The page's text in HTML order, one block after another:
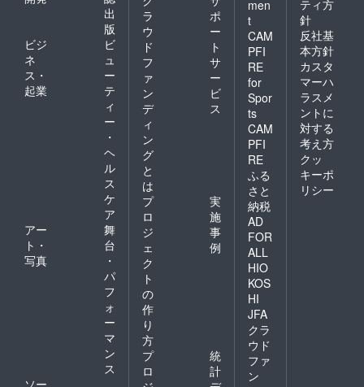
出
版
ビジ
ネ
ス・
起業
ビ
ュ
ー
テ
ィ
ー
・
ヘ
ル
ス
ケ
ア
アー
ト・
写真
舞
台
・
パ
フ
ォ
ー
マ
ン
ス
ソー
ラ
ウ
ド
フ
ァ
ン
デ
ィ
ン
グ
と
は
ポ
ー
ト
サ
ー
ビ
ス
プ
ロ
ジ
ェ
ク
ト
の
作
り
方
実
施
事
例
プ
ロ
統
計
men
t
CAM
PFI
RE
for
Spor
ts
CAM
PFI
RE
ふる
さと
納税
AD
FOR
ALL
HIO
KOS
HI
JFA
クラ
ウド
ファ
ン
ティ方
針
反社基
本方針
カスタ
マーハ
ラスメ
ントに
対する
考え方
クッ
キーポ
リシー